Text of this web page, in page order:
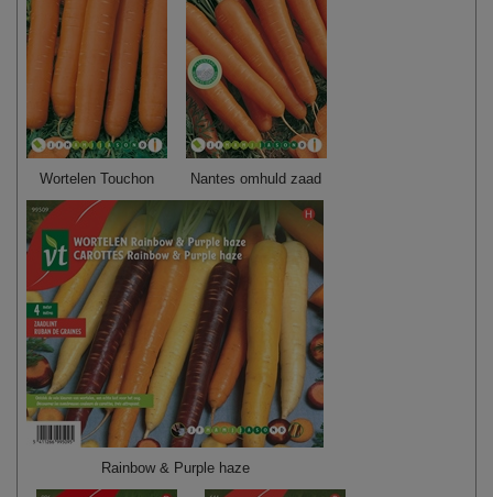
Wortelen Touchon Nantes omhuld zaad
Rainbow & Purple haze